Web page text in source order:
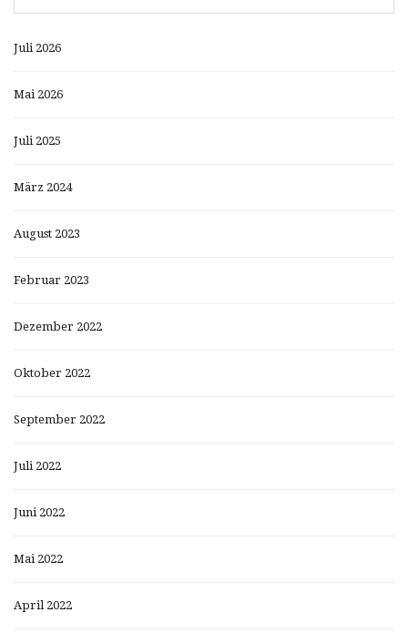
Juli 2026
Mai 2026
Juli 2025
März 2024
August 2023
Februar 2023
Dezember 2022
Oktober 2022
September 2022
Juli 2022
Juni 2022
Mai 2022
April 2022